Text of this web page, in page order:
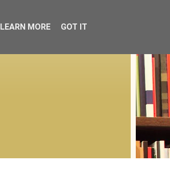
LEARN MORE GOT IT